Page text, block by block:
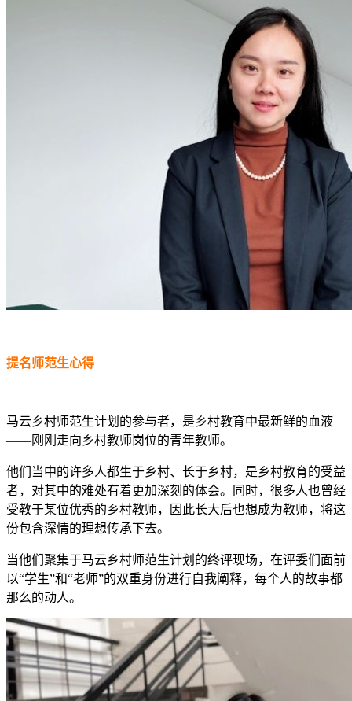
提名师范生心得
马云乡村师范生计划的参与者，是乡村教育中最新鲜的血液
——刚刚走向乡村教师岗位的青年教师。
他们当中的许多人都生于乡村、长于乡村，是乡村教育的受益
者，对其中的难处有着更加深刻的体会。同时，很多人也曾经
受教于某位优秀的乡村教师，因此长大后也想成为教师，将这
份包含深情的理想传承下去。
当他们聚集于马云乡村师范生计划的终评现场，在评委们面前
以“学生”和“老师”的双重身份进行自我阐释，每个人的故事都
那么的动人。